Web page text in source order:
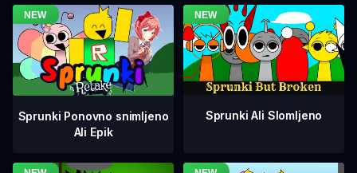
Sprunki Ponovno snimljeno
Ali Epik
Sprunki Ali Slomljeno